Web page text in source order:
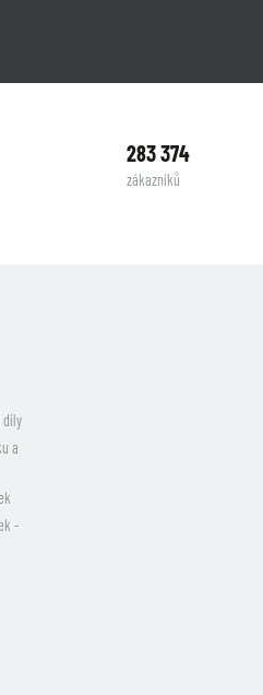
283 374
zákazníků
díly
a
-